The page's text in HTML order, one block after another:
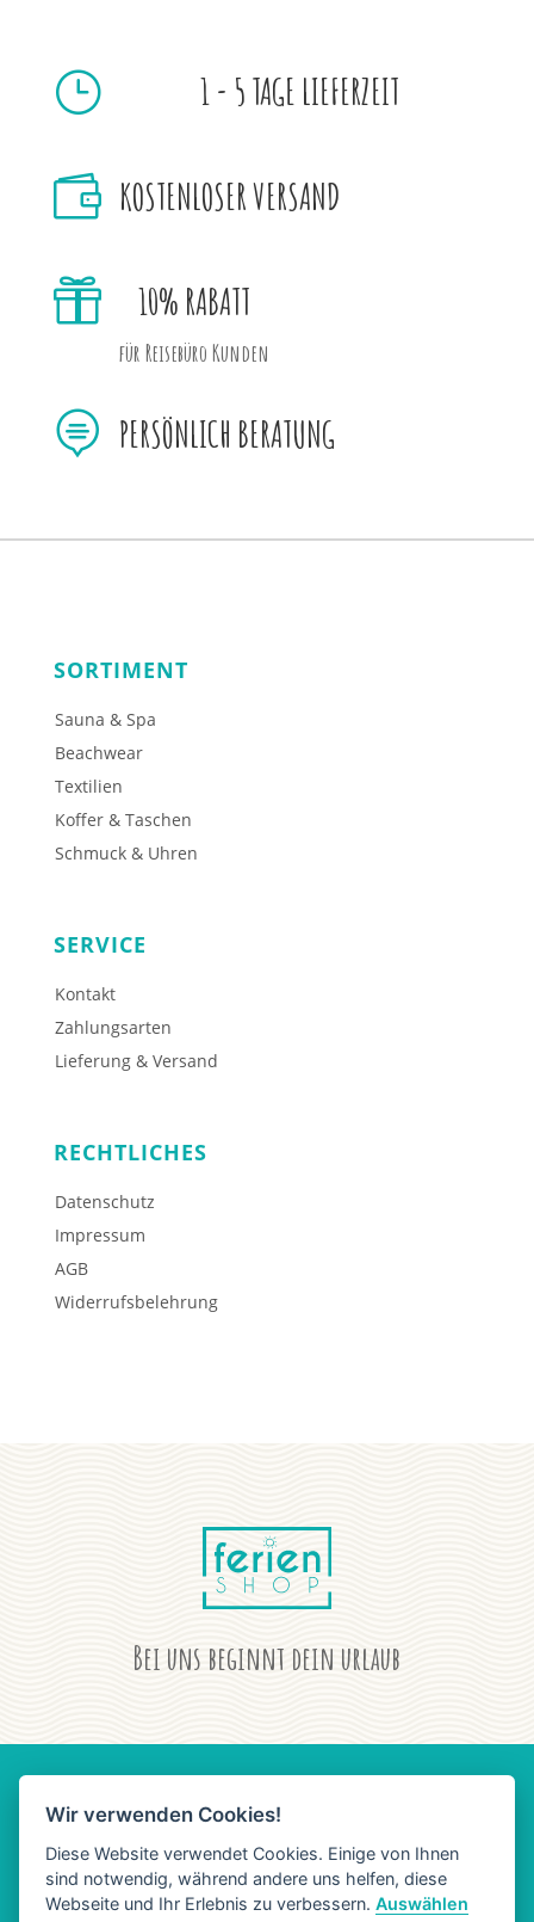
} 1 - 5 TAGE LIEFERZEIT
 KOSTENLOSER VERSAND
 10% RABATT
für Reisebüro Kunden
 PERSÖNLICH BERATUNG
SORTIMENT
Sauna & Spa
Beachwear
Textilien
Koffer & Taschen
Schmuck & Uhren
SERVICE
Kontakt
Zahlungsarten
Lieferung & Versand
RECHTLICHES
Datenschutz
Impressum
AGB
Widerrufsbelehrung
Bei uns beginnt dein urlaub
Wir verwenden Cookies!
Diese Website verwendet Cookies. Einige von Ihnen
sind notwendig, während andere uns helfen, diese
Webseite und Ihr Erlebnis zu verbessern.Auswählen